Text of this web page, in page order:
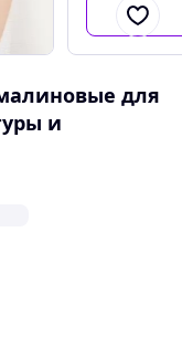
для
и